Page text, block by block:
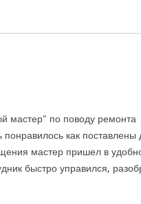
мастер" по поводу ремонта
как поставлены
мастер пришел в
быстро управился,